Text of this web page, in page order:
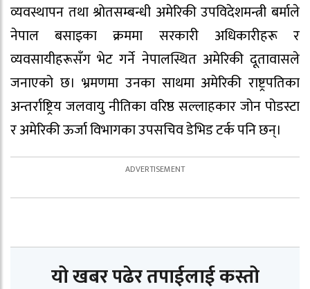
व्यवस्थापन तथा श्रोतसम्बन्धी अमेरिकी उपविदेशमन्त्री बर्माले
नेपाल बसाइका क्रममा सरकारी अधिकारीहरू र
व्यवसायीहरूसँग भेट गर्ने नेपालस्थित अमेरिकी दूतावासले
जनाएको छ। भ्रमणमा उनका साथमा अमेरिकी राष्ट्रपतिका
अन्तर्राष्ट्रिय जलवायु नीतिका वरिष्ठ सल्लाहकार जोन पोडस्टा
र अमेरिकी ऊर्जा विभागका उपसचिव डेभिड टर्क पनि छन्।
यो खबर पढेर तपाईलाई कस्तो